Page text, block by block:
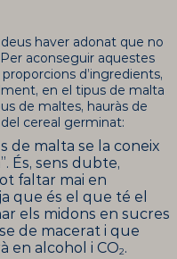
haver adonat que no
aconseguir aquestes
d’ingredients,
en el tipus de malta
de maltes, hauràs de
cereal germinat:
de malta se la coneix
És, sens dubte,
faltar mai en
que és el que té el
els midons en sucres
de macerat i que
en alcohol i CO2.